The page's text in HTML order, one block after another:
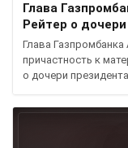
Глава
Рейтер о
Глава
причастность к
о дочери